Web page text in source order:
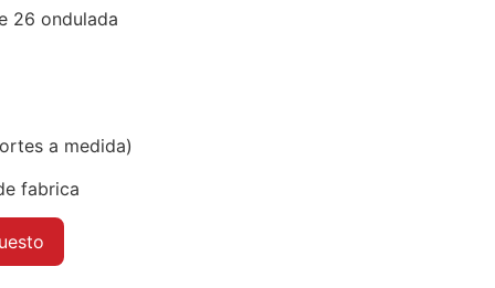
26 ondulada
a medida)
fabrica